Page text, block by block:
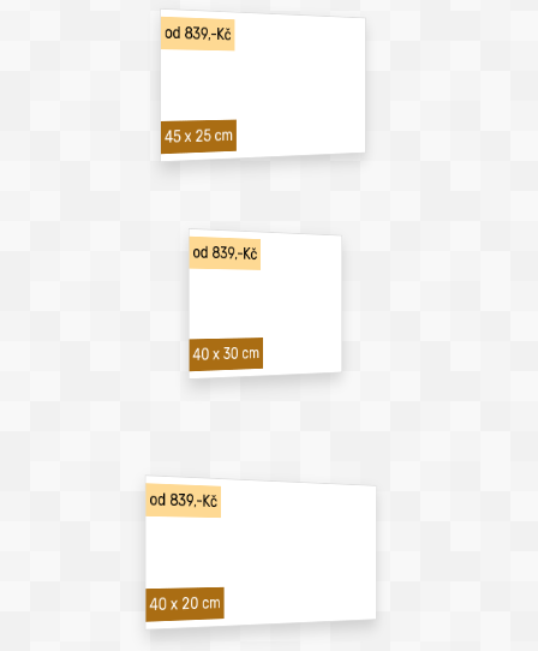
od 839,-Kč
45 x 25 cm
od 839,-Kč
40 x 30 cm
od 839,-Kč
40 x 20 cm